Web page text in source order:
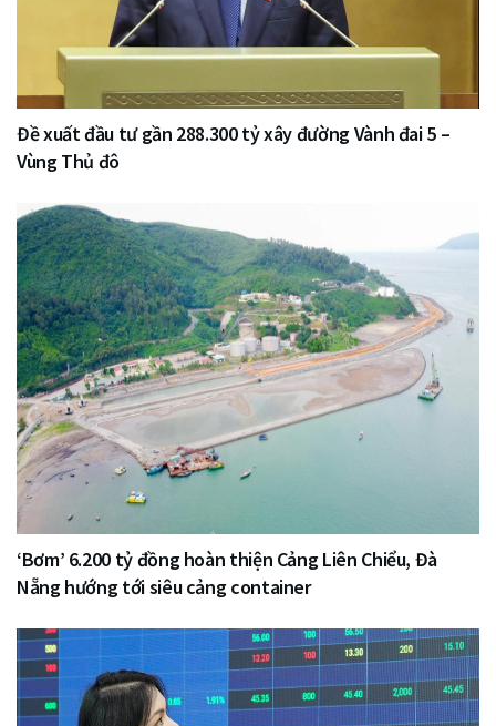
Đề xuất đầu tư gần 288.300 tỷ xây đường Vành đai 5 –
Vùng Thủ đô
‘Bơm’ 6.200 tỷ đồng hoàn thiện Cảng Liên Chiểu, Đà
Nẵng hướng tới siêu cảng container